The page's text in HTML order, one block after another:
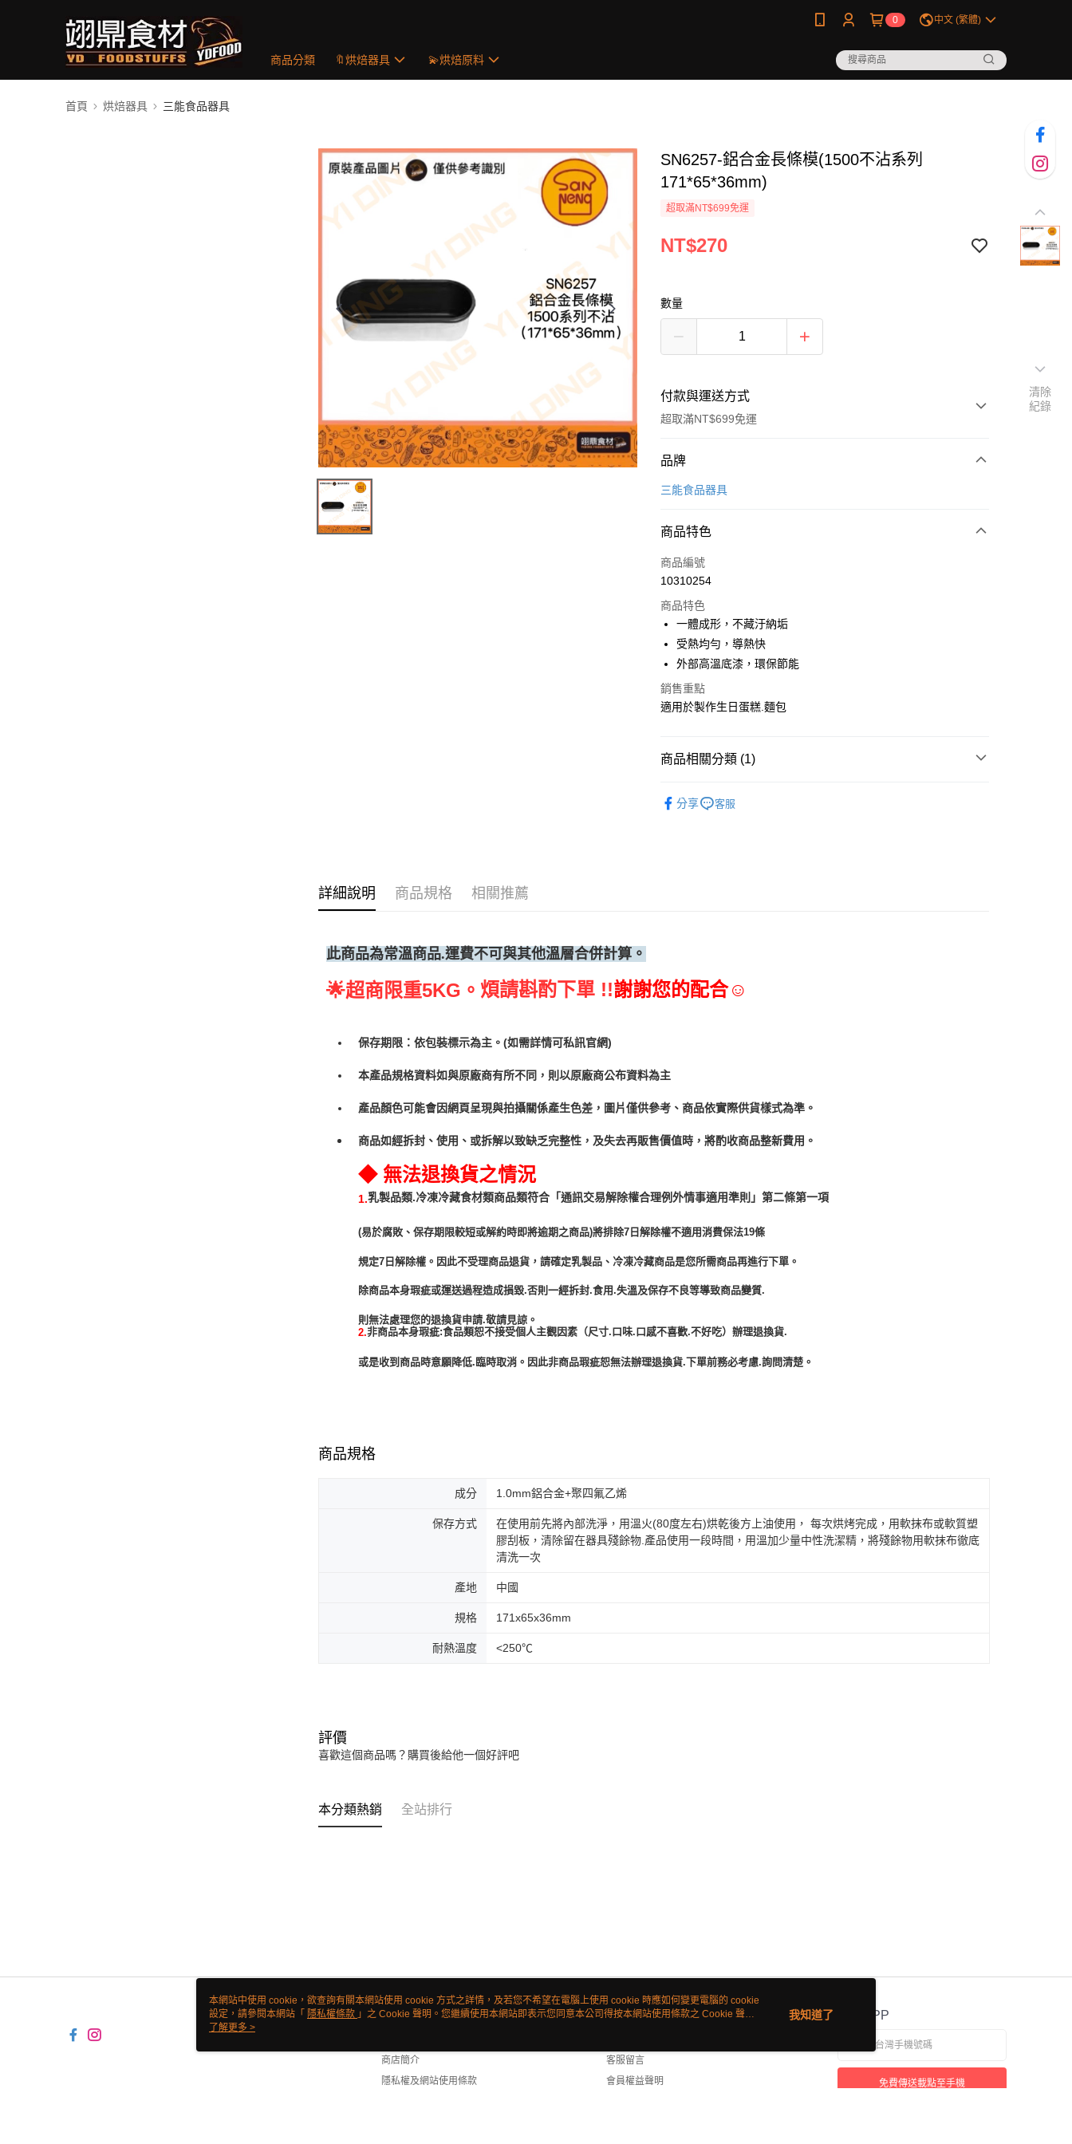
0 中文 (繁體)
商品分類 🔖烘焙器具 💫烘焙原料
首頁 烘焙器具 三能食品器具
SN6257-鋁合金長條模(1500不沾系列
171*65*36mm)
超取滿NT$699免運
NT$270
數量
付款與運送方式
超取滿NT$699免運
付款方式
信用卡一次付款
運送方式
• 付款後全家取貨
每筆NT$60，滿NT$699(含以上)免運費
• 付款後7-11取貨
每筆NT$60，滿NT$699(含以上)免運費
(請點開選項勾選)
品牌
三能食品器具
商品特色
商品編號
10310254
商品特色
一體成形，不藏汙納垢
受熱均勻，導熱快
外部高溫底漆，環保節能
銷售重點
適用於製作生日蛋糕.麵包
商品相關分類 (1)
分享
客服
詳細說明 商品規格 相關推薦
此商品為常溫商品.運費不可與其他溫層合併計算。
🌟超商限重5KG。 煩請斟酌下單 !!謝謝您的配合☺
保存期限：依包裝標示為主。(如需詳情可私訊官網)
本產品規格資料如與原廠商有所不同，則以原廠商公布資料為主
產品顏色可能會因網頁呈現與拍攝關係產生色差，圖片僅供參考、商品依實際供貨樣式為準。
商品如經拆封、使用、或拆解以致缺乏完整性，及失去再販售價值時，將酌收商品整﻿新費用。
◆ 無法退換貨之情況
1.乳製品類.冷凍冷藏食材類商品類符合 「通訊交易解除權合理例外情事適用準則」第二條第一項
(易於腐敗、保存期限較短或解約時即將逾期之商品)將排除7日解除權不適用消費保法19條
規定7日解除權。因此不受理商品退貨，請確定乳製品、冷凍冷藏商品是您所需商品再進行下單。
除商品本身瑕疵或運送過程造成損毀.否則一經拆封.食用.失溫及保存不良等導致商品變質.
2.非商品本身瑕疵:食品類恕不接受個人主觀因素（尺寸.口味.口感不喜歡.不好吃）辦理退換貨.
或是收到商品時意願降低.臨時取消。因此非商品瑕疵恕無法辦理退換貨.下單前務必考慮.詢問清楚。
商品規格
成分 1.0mm鋁合金+聚四氟乙烯
保存方式
在使用前先將內部洗淨，用溫火(80度左右)烘乾後方上油使用， 每次烘烤完成，用軟抹布或軟質塑
膠刮板，清除留在器具殘餘物.產品使用一段時間，用溫加少量中性洗潔精，將殘餘物用軟抹布徹底
清洗一次
產地 中國
規格 171x65x36mm
耐熱溫度 <250℃
評價
喜歡這個商品嗎？購買後給他一個好評吧
本分類熱銷 全站排行
關於我們
商店簡介
隱私權及網站使用條款
客服資訊
客服留言
會員權益聲明
官方APP
免費傳送載點至手機
清除
紀錄
本網站中使用 cookie，欲查詢有關本網站使用 cookie 方式之詳情，及若您不希望在電腦上使用 cookie 時應如何變更電腦的 cookie
設定，請參閱本網站「 隱私權條款 」之 Cookie 聲明。您繼續使用本網站即表示您同意本公司得按本網站使用條款之 Cookie 聲明
使用 cookie。
了解更多 >
我知道了